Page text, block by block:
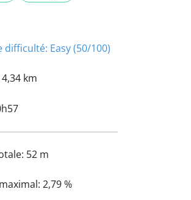
difficulté: Easy (50/100)
4,34 km
52 m
2,79 %